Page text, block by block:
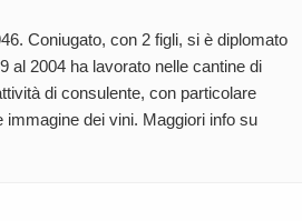
Coniugato, con 2 figli, si è diplomato
al 2004 ha lavorato nelle cantine di
di consulente, con particolare
immagine dei vini. Maggiori info su